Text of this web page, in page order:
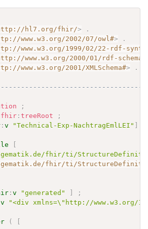
hl7.org/fhir/>
.
www.w3.org/2002/07/owl#>
.
www.w3.org/1999/02/22-rdf-
www.w3.org/2000/01/rdf-schema#
www.w3.org/2001/XMLSchema#> .
;
fhir :treeRoot
;
:v "Technical-Exp-NachtragEmlLEI"
fhir/ti/
fhir/ti/
:v "generated"
;
v
"<div xmlns=\"http://www.w3.org/
(